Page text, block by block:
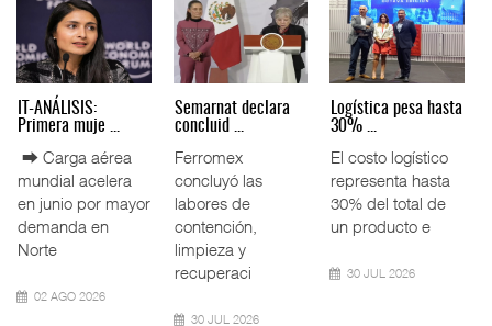
IT-ANÁLISIS:
Primera muje ...
⮕ Carga aérea
mundial acelera
en junio por mayor
demanda en
Norte
02 AGO 2026
Semarnat declara
concluid ...
Ferromex
concluyó las
labores de
contención,
limpieza y
recuperaci
30 JUL 2026
Logística pesa hasta
30% ...
El costo logístico
representa hasta
30% del total de
un producto e
30 JUL 2026